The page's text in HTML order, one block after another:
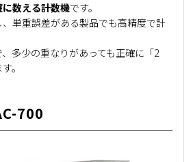
数える計数機です。
単重誤差がある製品でも高精度で計
多少の重なりがあっても正確に「2
。
700